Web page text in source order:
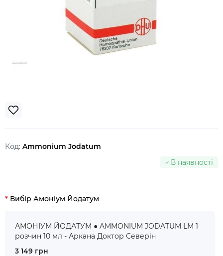
Код: Ammonium Jodatum
В наявності
Вибір Амоніум Йодатум
АМОНІУМ ЙОДАТУМ ● AMMONIUM JODATUM LM 1
розчин 10 мл - Аркана Доктор Северін
3 149 грн